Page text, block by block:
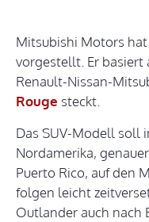
Mitsubishi Motors
vorgestellt. Er basiert
Renault-Nissan-
Rouge steckt.
Das SUV-Modell soll
Nordamerika,
Puerto Rico, auf den
folgen leicht
Outlander auch nach